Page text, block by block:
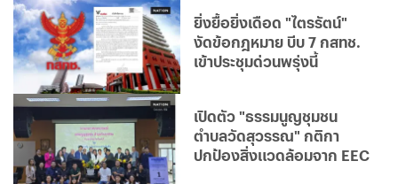
ยิ่งยื้อยิ่งเดือด "ไตรรัตน์"
งัดข้อกฎหมาย บีบ 7 กสทช.
เข้าประชุมด่วนพรุ่งนี้
เปิดตัว "ธรรมนูญชุมชน
ตำบลวัดสุวรรณ" กติกา
ปกป้องสิ่งแวดล้อมจาก EEC